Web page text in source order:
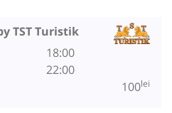
TST Turistik
18:00
22:00
100lei